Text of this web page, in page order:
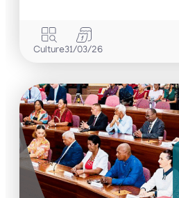
Culture31/03/26